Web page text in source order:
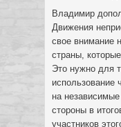
Владимир
Движения
свое внимание
страны,
Это нужно для
использование
на
стороны в
участников